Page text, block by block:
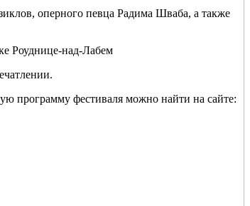
оперного певца Радима Шваба, а также
Роуднице-над-Лабем
программу фестиваля можно найти на сайте: